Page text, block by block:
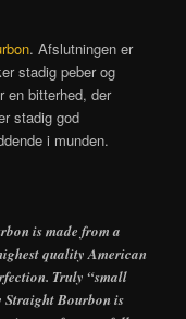
. Afslutningen er
stadig peber og
en bitterhed, der
stadig god
i munden.
is made from a
quality American
Truly “small
Straight Bourbon is